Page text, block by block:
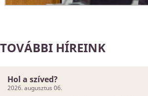
TOVÁBBI HÍREINK
Hol a szíved?
2026. augusztus 06.